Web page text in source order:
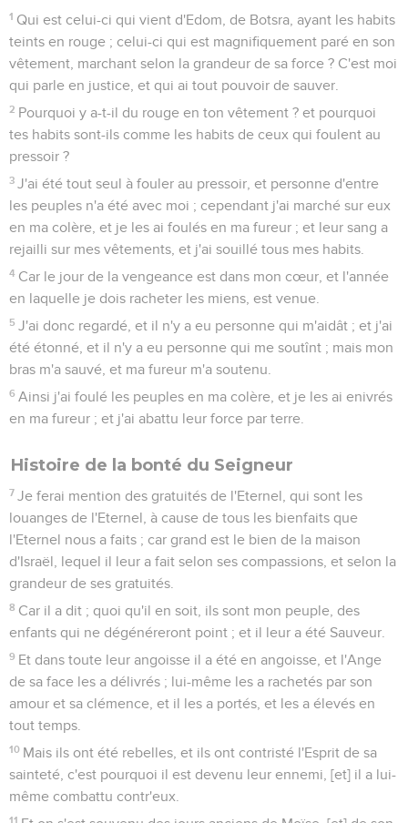
1 Qui est celui-ci qui vient d'Edom, de Botsra, ayant les habits
teints en rouge ; celui-ci qui est magnifiquement paré en son
vêtement, marchant selon la grandeur de sa force ? C'est moi
qui parle en justice, et qui ai tout pouvoir de sauver.
2 Pourquoi y a-t-il du rouge en ton vêtement ? et pourquoi
tes habits sont-ils comme les habits de ceux qui foulent au
pressoir ?
3 J'ai été tout seul à fouler au pressoir, et personne d'entre
les peuples n'a été avec moi ; cependant j'ai marché sur eux
en ma colère, et je les ai foulés en ma fureur ; et leur sang a
rejailli sur mes vêtements, et j'ai souillé tous mes habits.
4 Car le jour de la vengeance est dans mon cœur, et l'année
en laquelle je dois racheter les miens, est venue.
5 J'ai donc regardé, et il n'y a eu personne qui m'aidât ; et j'ai
été étonné, et il n'y a eu personne qui me soutînt ; mais mon
bras m'a sauvé, et ma fureur m'a soutenu.
6 Ainsi j'ai foulé les peuples en ma colère, et je les ai enivrés
en ma fureur ; et j'ai abattu leur force par terre.
Histoire de la bonté du Seigneur
7 Je ferai mention des gratuités de l'Eternel, qui sont les
louanges de l'Eternel, à cause de tous les bienfaits que
l'Eternel nous a faits ; car grand est le bien de la maison
d'Israël, lequel il leur a fait selon ses compassions, et selon la
grandeur de ses gratuités.
8 Car il a dit ; quoi qu'il en soit, ils sont mon peuple, des
enfants qui ne dégénéreront point ; et il leur a été Sauveur.
9 Et dans toute leur angoisse il a été en angoisse, et l'Ange
de sa face les a délivrés ; lui-même les a rachetés par son
amour et sa clémence, et il les a portés, et les a élevés en
tout temps.
10 Mais ils ont été rebelles, et ils ont contristé l'Esprit de sa
sainteté, c'est pourquoi il est devenu leur ennemi, [et] il a lui-
même combattu contr'eux.
11